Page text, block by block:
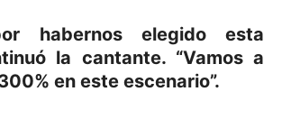
habernos elegido esta
la cantante. “Vamos a
en este escenario”.